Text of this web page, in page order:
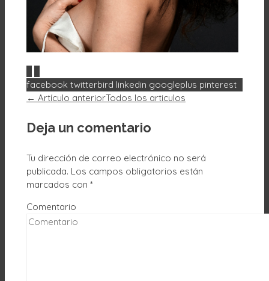
facebook twitterbird linkedin googleplus pinterest
← Artículo anteriorTodos los articulos
Deja un comentario
Tu dirección de correo electrónico no será
publicada. Los campos obligatorios están
marcados con *
Comentario